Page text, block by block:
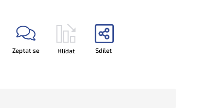
Zeptat se Hlídat Sdílet